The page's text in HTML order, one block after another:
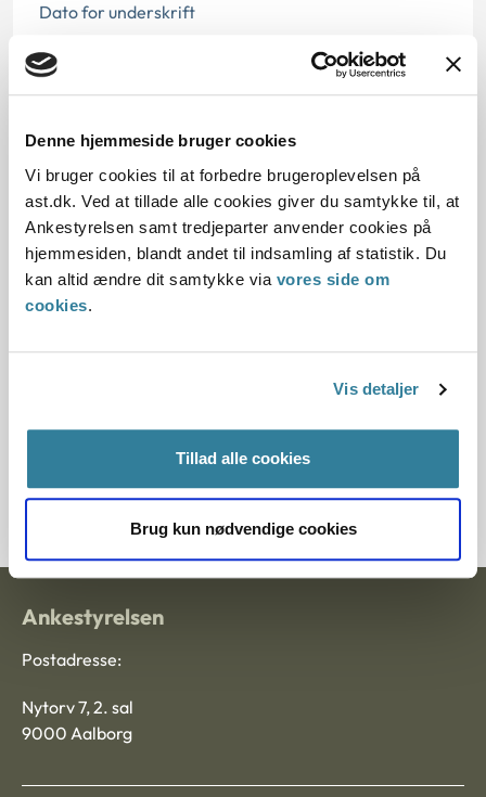
Denne hjemmeside bruger cookies
Vi bruger cookies til at forbedre brugeroplevelsen på
ast.dk. Ved at tillade alle cookies giver du samtykke til, at
Ankestyrelsen samt tredjeparter anvender cookies på
hjemmesiden, blandt andet til indsamling af statistik. Du
kan altid ændre dit samtykke via vores side om
cookies.
Vis detaljer
Tillad alle cookies
Brug kun nødvendige cookies
Dato for underskrift
02.05.2003
12.07.2013
Paragraf
§2 §1
Lovområder
Forældelsesloven
Journalnummer J.nr.: 6000536-02
Ankestyrelsen
Postadresse:
Nytorv 7, 2. sal
9000 Aalborg